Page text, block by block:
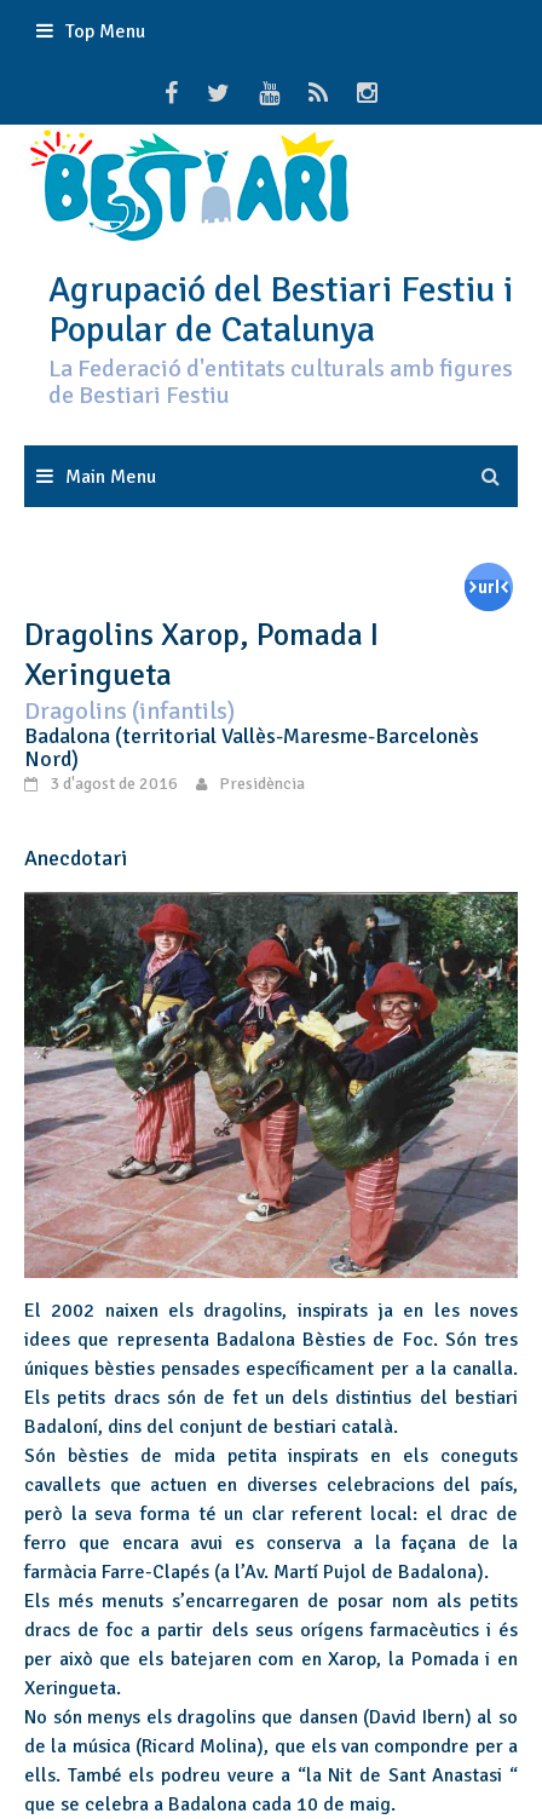
Top Menu
Agrupació del Bestiari Festiu i
Popular de Catalunya
La Federació d'entitats culturals amb figures
de Bestiari Festiu
Main Menu
Dragolins Xarop, Pomada I
Xeringueta
Dragolins (infantils)
Badalona (territorial Vallès-Maresme-Barcelonès
Nord)
3 d'agost de 2016 Presidència
Anecdotari
El 2002 naixen els dragolins, inspirats ja en les noves
idees que representa Badalona Bèsties de Foc. Són tres
úniques bèsties pensades específicament per a la canalla.
Els petits dracs són de fet un dels distintius del bestiari
Badaloní, dins del conjunt de bestiari català.
Són bèsties de mida petita inspirats en els coneguts
cavallets que actuen en diverses celebracions del país,
però la seva forma té un clar referent local: el drac de
ferro que encara avui es conserva a la façana de la
farmàcia Farre-Clapés (a l’Av. Martí Pujol de Badalona).
Els més menuts s’encarregaren de posar nom als petits
dracs de foc a partir dels seus orígens farmacèutics i és
per això que els batejaren com en Xarop, la Pomada i en
Xeringueta.
No són menys els dragolins que dansen (David Ibern) al so
de la música (Ricard Molina), que els van compondre per a
ells. També els podreu veure a “la Nit de Sant Anastasi “
que se celebra a Badalona cada 10 de maig.